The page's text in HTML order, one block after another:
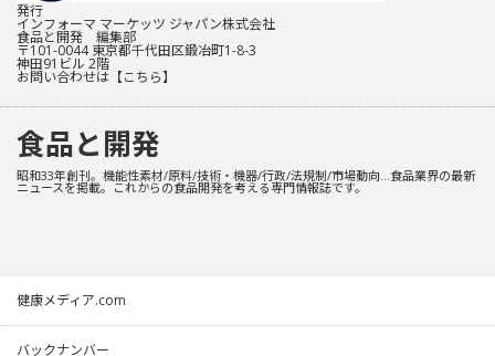
発行
インフォーマ マーケッツ ジャパン株式会社
食品と開発 編集部
〒101-0044 東京都千代田区鍛冶町1-8-3
神田91ビル 2階
お問い合わせは 【こちら】
食品と開発
昭和33年創刊。機能性素材/原料/技術・機器/行政/法規制/市場動向…食品業界の最新
ニュースを掲載。これからの食品開発を考える専門情報誌です。
健康メディア.com
バックナンバー